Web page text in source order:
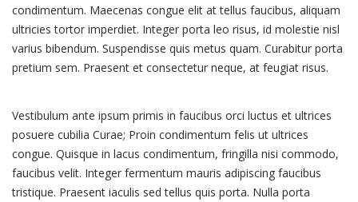
condimentum. Maecenas congue elit at tellus faucibus, aliquam
ultricies tortor imperdiet. Integer porta leo risus, id molestie nisl
varius bibendum. Suspendisse quis metus quam. Curabitur porta
pretium sem. Praesent et consectetur neque, at feugiat risus.
Vestibulum ante ipsum primis in faucibus orci luctus et ultrices
posuere cubilia Curae; Proin condimentum felis ut ultrices
congue. Quisque in lacus condimentum, fringilla nisi commodo,
faucibus velit. Integer fermentum mauris adipiscing faucibus
tristique. Praesent iaculis sed tellus quis porta. Nulla porta